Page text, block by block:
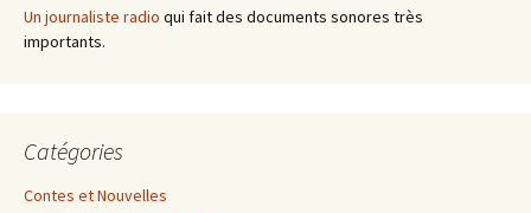
Un journaliste radio qui fait des documents sonores très
importants.
Catégories
Contes et Nouvelles